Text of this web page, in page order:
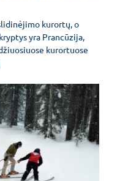
kurortų, o
yra Prancūzija,
kurortuose